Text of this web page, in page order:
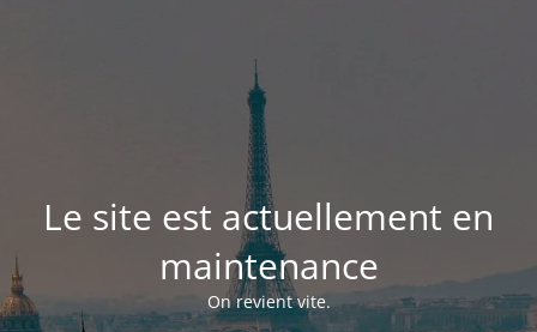
Le site est actuellement en
maintenance
On revient vite.